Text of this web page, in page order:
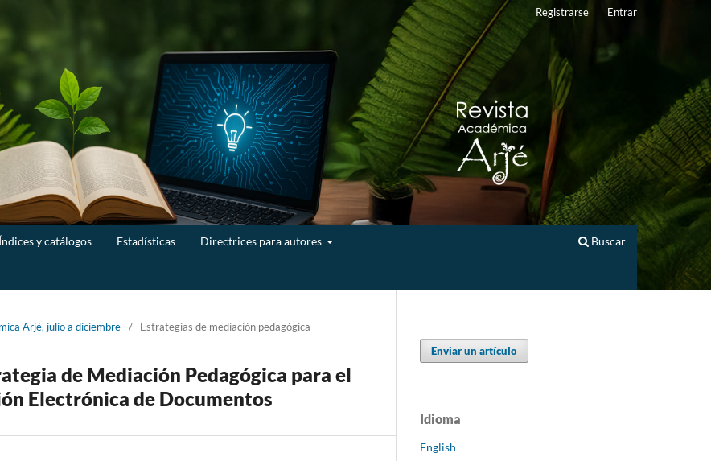
Índices y catálogos Estadísticas Directrices para autores Buscar
Registrarse Entrar
Arjé, julio a diciembre / Estrategias de mediación pedagógica
de Mediación Pedagógica para el
Electrónica de Documentos
Enviar un artículo
Idioma
English